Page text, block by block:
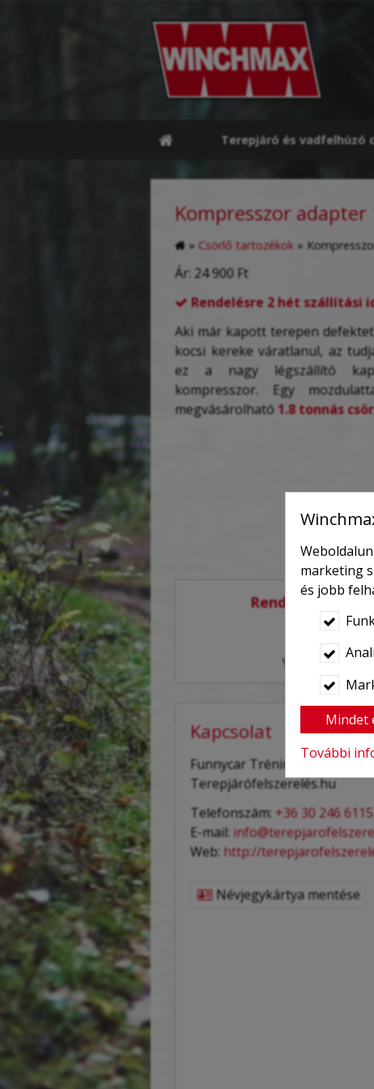
Terepjáró és vadfelhúzó
Kompresszor
» Csörlő tartozékok »
Ár: 24 900 Ft
 Rendelésre 2 hét szállítási
Aki már kapott terepen
kocsi kereke váratlanul, az
ez a nagy légszállító
kompresszor. Egy
megvásárolható1.8 tonnás
Rendelését
Hívjon a
Vagy írjon
Kapcsolat
Funnycar Tréning Kft.
Terepjárófelszerelés.hu
Telefonszám: +36 30 246 6115
E-mail:
Web: http://
Névjegykártya mentése
marketing
és jobb
Mindet
További